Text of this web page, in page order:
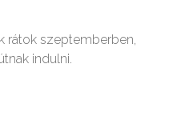
rátok szeptemberben,
indulni.